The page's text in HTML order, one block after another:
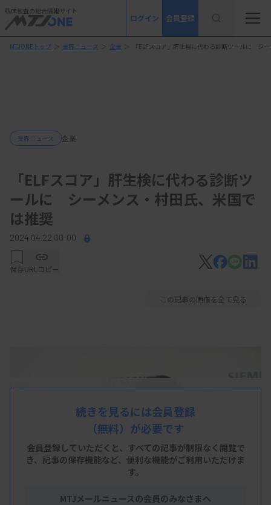
臨床検査の総合情報サイト
ログイン 会員登録
MTJONEトップ ＞ 業界ニュース ＞ 企業 ＞ 「ELFスコア」肝生検に代わる診断ツールに シ
業界ニュース 企業
「ELFスコア」肝生検に代わる診断ツ
ールに シーメンス・村田氏、米国で
は推奨
2024.04.22 00:00
保存URLコピー
この記事の画像を全て見る
続きを見るには会員登録
（無料）が必要です
会員登録していただくと、すべての記事が制限なく閲覧で
き、 記事の保存機能など、便利な機能がご利用いただけま
す。
MTJメールニュースの会員のみなさまへ